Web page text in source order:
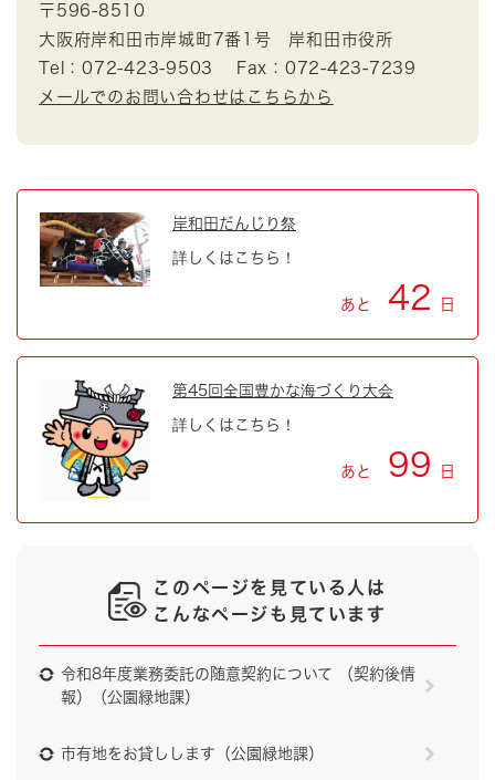
〒596-8510
大阪府岸和田市岸城町7番1号 岸和田市役所
Tel：072-423-9503
Fax：072-423-7239
メールでのお問い合わせはこちらから
岸和田だんじり祭
詳しくはこちら！
あと 42 日
第45回全国豊かな海づくり大会
詳しくはこちら！
あと 99 日
このページを見ている人は
こんなページも見ています
令和8年度業務委託の随意契約について （契約後情
報）（公園緑地課）
市有地をお貸しします（公園緑地課）